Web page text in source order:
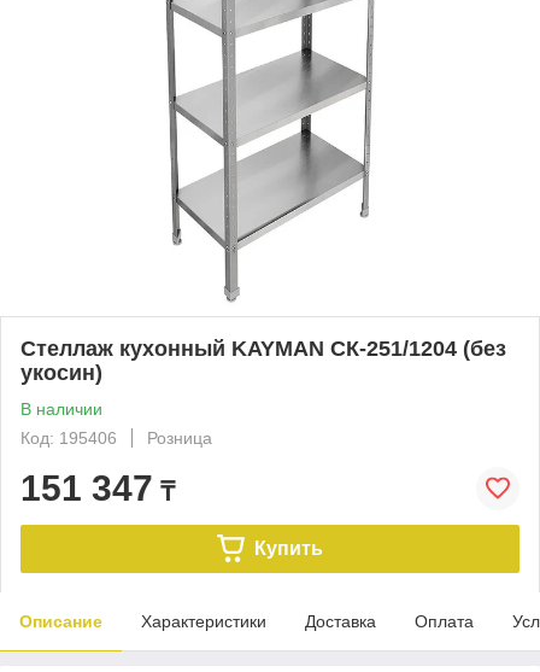
Стеллаж кухонный KAYMAN СК-251/1204 (без
укосин)
В наличии
Код: 195406
Розница
151 347 ₸
Купить
Описание Характеристики Доставка Оплата